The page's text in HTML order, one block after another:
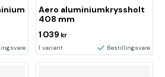
Aero aluminiumkryssholt
408 mm
1 039 kr
1 variant Bestillingsvare